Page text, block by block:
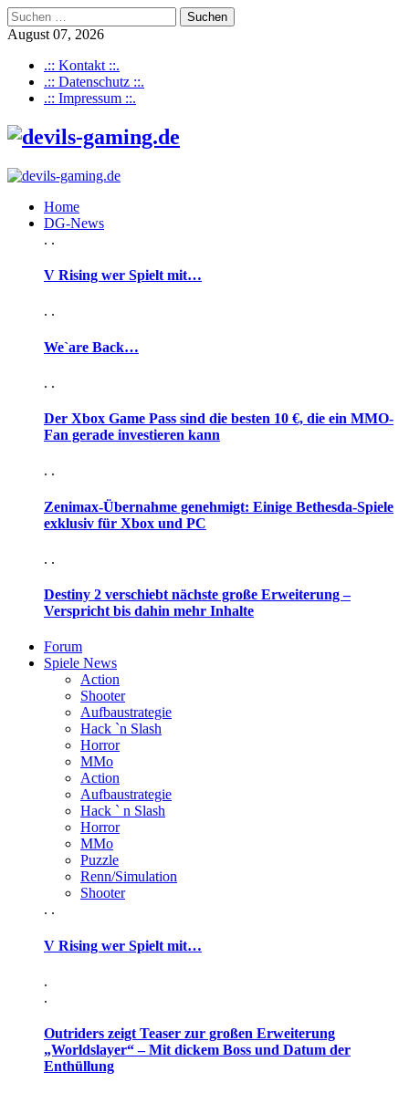
Suchen
nach:
August 07, 2026
.:: Kontakt ::.
.:: Datenschutz ::.
.:: Impressum ::.
Home
DG-News
. .
V Rising wer Spielt mit…
. .
We`are Back…
. .
Der Xbox Game Pass sind die besten 10 €, die ein MMO-
Fan gerade investieren kann
. .
Zenimax-Übernahme genehmigt: Einige Bethesda-Spiele
exklusiv für Xbox und PC
. .
Destiny 2 verschiebt nächste große Erweiterung –
Verspricht bis dahin mehr Inhalte
Forum
Spiele News
Action
Shooter
Aufbaustrategie
Hack `n Slash
Horror
MMo
Action
Aufbaustrategie
Hack ` n Slash
Horror
MMo
Puzzle
Renn/Simulation
Shooter
. .
V Rising wer Spielt mit…
.
.
Outriders zeigt Teaser zur großen Erweiterung
„Worldslayer“ – Mit dickem Boss und Datum der
Enthüllung